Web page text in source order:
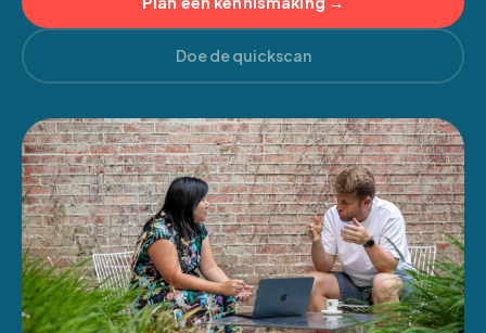
Doe de quickscan